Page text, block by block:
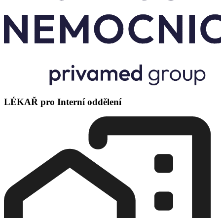
LÉKAŘ pro Interní oddělení